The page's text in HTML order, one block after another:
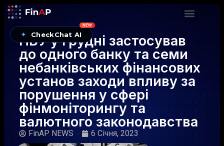
✦ CheckChat AI
NEW
НБУ у грудні застосував
до одного банку та семи
небанківських фінансових
установ заходи впливу за
порушення у сфері
фінмоніторингу та
валютного законодавства
FinAP NEWS 6 Січня, 2023